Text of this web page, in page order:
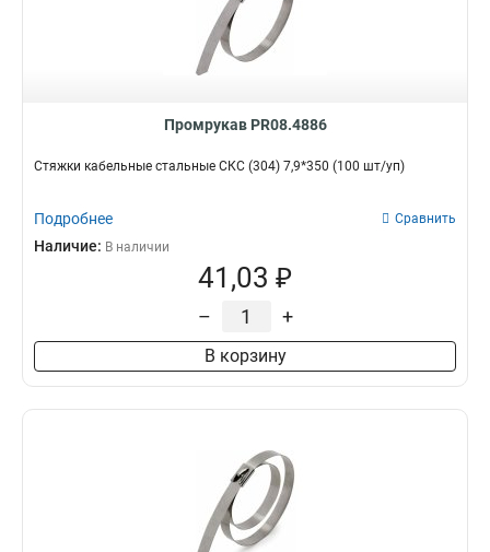
Промрукав PR08.4886
Стяжки кабельные стальные СКС (304) 7,9*350 (100 шт/уп)
Подробнее Сравнить
Наличие: В наличии
41,03 ₽
– +
В корзину